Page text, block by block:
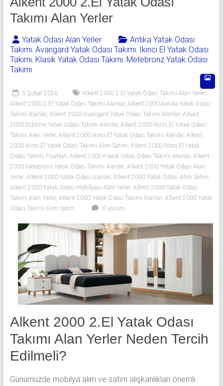
06
06
|
Yıldız
Spot
Yatak
odası
alan
yerler
olarak
2.el
yatak
odası,
Klasik
yatak
odası,
Avangard
yatak
odası,
Antika
yatak
odası
ve
Metebronz
yatak
odası
alınmaktadır.
Takımı Alan Yerler
Yatak Odası Alan Yerler
Antika Yatak Odası
Takımı, Avangard Yatak Odası Takımı, İkinci El Yatak Odası
Takımı, Klasik Yatak Odası Takımı, Metebronz Yatak Odası
Takımı
5 Şubat 2026 Alkent 2000 2.El Yatak Odası Takımı Alan Yerler,
Alkent 2000 2.El Yatak Odası Takımı Alanlar, Alkent 2000 Antika Yatak Odası
Takımı Alanlar, Alkent 2000 Avangard Yatak Odası Takımı Alanlar, Alkent
2000 Eskitme Yatak Odası Takımı Alanlar, Alkent 2000 İkinci El Yatak Odası
Takımı Alan Yerler, Alkent 2000 İkinci El Yatak Odası Takımı Alanlar, Alkent
2000 İkinci El Yatak Odası Takımı Alım Satım Alkent 2000 İkinci El Yatak
Odası Takımı Fiyatları Alkent 2000 Klasik Yatak Odası Takımı Alanlar, Alkent
2000 Metebronz Yatak Odası Takımı Alanlar, Alkent 2000 Yatak Odası Alan
Yerler, Alkent 2000 Yatak Odası Alanlar, Alkent 2000 Yatak Odası Alım Satım
Alkent 2000 Yatak Odası mobilyası Alan Yerler, Alkent 2000 Yatak Odası
Takımı Alan Yerler, Alkent 2000 Yatak Odası Takımı Alanlar, Alkent 2000 Yatak
Odası Takımı Alım Satım
0 yorum
Alkent 2000 2.El Yatak Odası
Takımı Alan Yerler Neden Tercih
Edilmeli?
Günümüzde mobilya alım ve satım alışkanlıkları önemli